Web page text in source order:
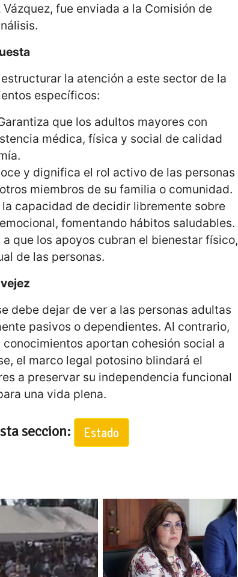
fue enviada a la Comisión de
la atención a este sector de la
específicos:
que los adultos mayores con
médica, física y social de calidad
y dignifica el rol activo de las personas
miembros de su familia o comunidad.
la capacidad de decidir libremente sobre
fomentando hábitos saludables.
a que los apoyos cubran el bienestar físico,
de las personas.
debe dejar de ver a las personas adultas
pasivos o dependientes. Al contrario,
aportan cohesión social a
el marco legal potosino blindará el
a preservar su independencia funcional
una vida plena.
seccion: Estado